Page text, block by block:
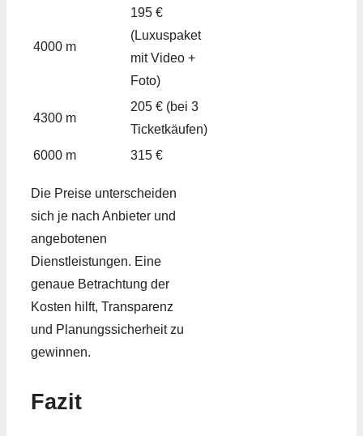
4000 m
195 €
(Luxuspaket
mit Video +
Foto)
4300 m
205 € (bei 3
Ticketkäufen)
6000 m
315 €
Die Preise unterscheiden
sich je nach Anbieter und
angebotenen
Dienstleistungen. Eine
genaue Betrachtung der
Kosten hilft, Transparenz
und Planungssicherheit zu
gewinnen.
Fazit